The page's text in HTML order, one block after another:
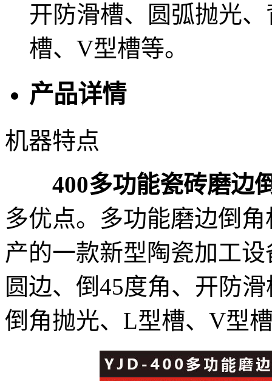
开防滑槽、圆弧抛光
槽、V型槽等。
产品详情
机器特点
400多功能瓷砖磨边
多优点。多功能磨边倒
产的一款新型陶瓷加工
圆边、倒45度角、开防
倒角抛光、L型槽、V型